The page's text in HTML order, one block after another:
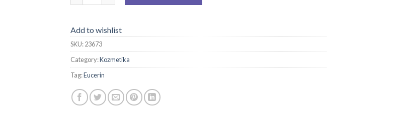
Add to wishlist
SKU:23673
Category:Kozmetika
Tag:Eucerin